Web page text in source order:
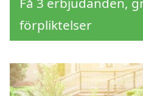
förpliktelser